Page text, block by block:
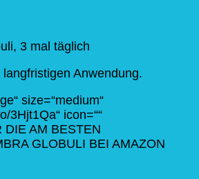
3 mal täglich
langfristigen Anwendung.
size=“medium“
3Hjt1Qa“ icon=““
DIE AM BESTEN
GLOBULI BEI AMAZON